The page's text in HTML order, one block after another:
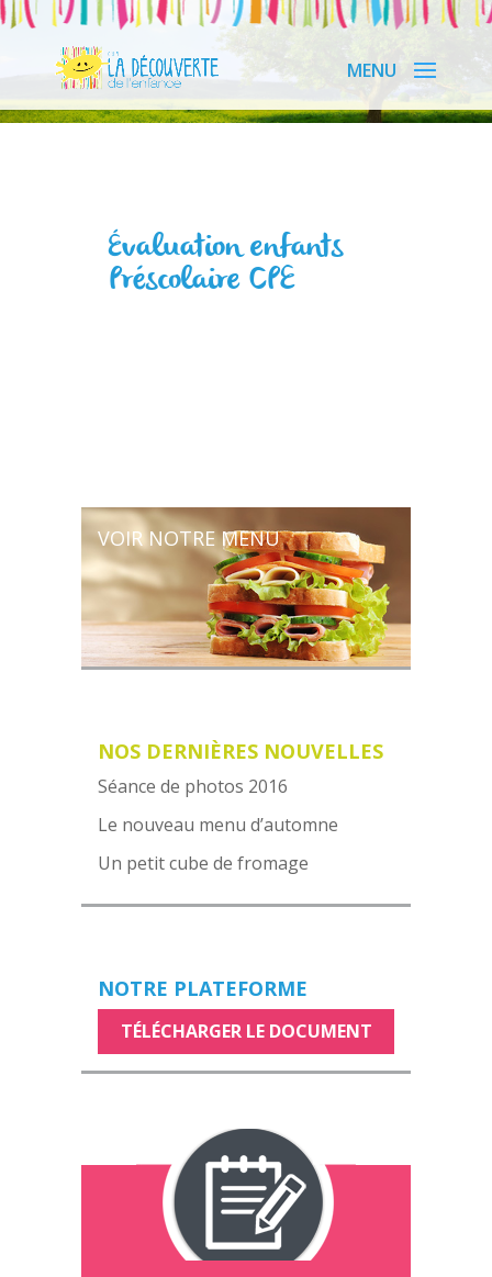
Évaluation enfants
Préscolaire CPE
VOIR NOTRE MENU
NOS DERNIÈRES NOUVELLES
Séance de photos 2016
Le nouveau menu d’automne
Un petit cube de fromage
NOTRE PLATEFORME
TÉLÉCHARGER LE DOCUMENT